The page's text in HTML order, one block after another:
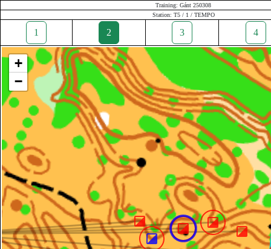
Training: Gánt 250308
Station: T5 / 1 / TEMPO
1 2 3 4
+
−